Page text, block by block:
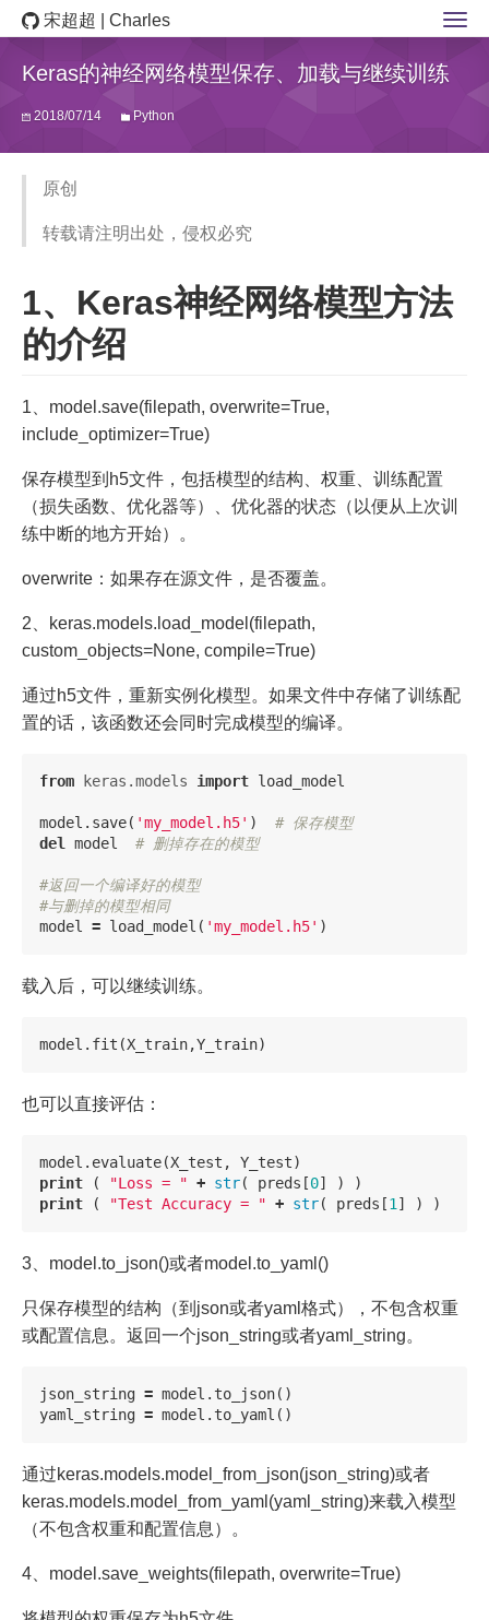
宋超超 | Charles
Keras的神经网络模型保存、加载与继续训练
2018/07/14 Python
原创
转载请注明出处，侵权必究
1、Keras神经网络模型方法
的介绍
1、model.save(filepath, overwrite=True,
include_optimizer=True)
保存模型到h5文件，包括模型的结构、权重、训练配置
（损失函数、优化器等）、优化器的状态（以便从上次训
练中断的地方开始）。
overwrite：如果存在源文件，是否覆盖。
2、keras.models.load_model(filepath,
custom_objects=None, compile=True)
通过h5文件，重新实例化模型。如果文件中存储了训练配
置的话，该函数还会同时完成模型的编译。
from keras.models import load_model
model . save( 'my_model.h5' )
del
model
#返回一个编译好的模型
model
= load_model ( 'my_model.h5' )
载入后，可以继续训练。
model . fit (X_train,Y_train)
也可以直接评估：
model . evaluate(X_test , Y_test)
print
( "Loss = " + str( preds [0] )
)
print
( "Test Accuracy = " + str( preds [1 ] ) )
3、model.to_json()或者model.to_yaml()
只保存模型的结构（到json或者yaml格式），不包含权重
或配置信息。返回一个json_string或者yaml_string。
json_string = model . to_json()
yaml_string = model . to_yaml ()
通过keras.models.model_from_json(json_string)或者
keras.models.model_from_yaml(yaml_string)来载入模型
（不包含权重和配置信息）。
4、model.save_weights(filepath, overwrite=True)